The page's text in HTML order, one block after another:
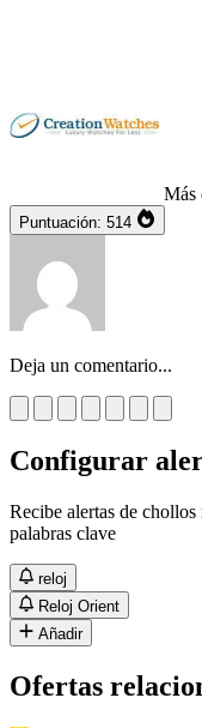
Más
Puntuación: 514
Deja un comentario...
Configurar
Recibe alertas de
palabras clave
reloj
Reloj Orient
Añadir
Ofertas